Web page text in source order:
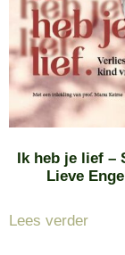
Ik heb je lief –
Lieve
Lees verder